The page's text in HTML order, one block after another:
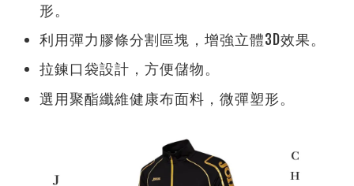
形。
利用彈力膠條分割區塊，增強立體3D效果。
拉鍊口袋設計，方便儲物。
選用聚酯纖維健康布面料，微彈塑形。